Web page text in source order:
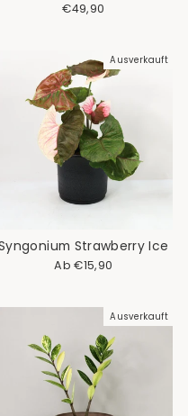
€49,90
Ausverkauft
Strawberry Ice
Ab €15,90
Ausverkauft